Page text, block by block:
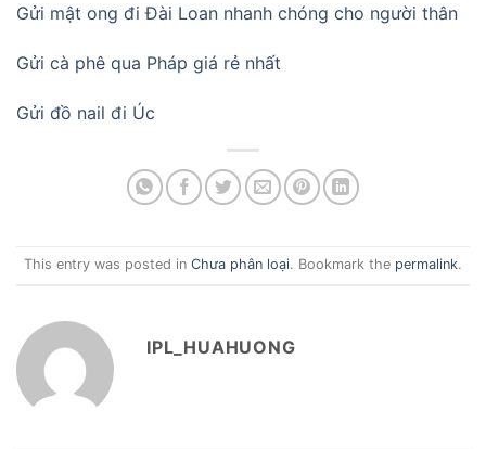
Gửi mật ong đi Đài Loan nhanh chóng cho người thân
Gửi cà phê qua Pháp giá rẻ nhất
Gửi đồ nail đi Úc
This entry was posted in Chưa phân loại. Bookmark the permalink.
IPL_HUAHUONG